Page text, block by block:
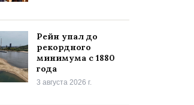
Рейн упал до
рекордного
минимума с 1880
года
3 августа 2026 г.